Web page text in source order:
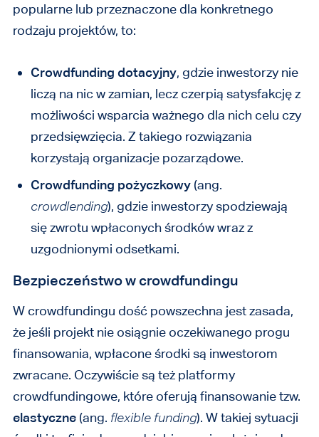
popularne lub przeznaczone dla konkretnego
rodzaju projektów, to:
Crowdfunding dotacyjny, gdzie inwestorzy nie
liczą na nic w zamian, lecz czerpią satysfakcję z
możliwości wsparcia ważnego dla nich celu czy
przedsięwzięcia. Z takiego rozwiązania
korzystają organizacje pozarządowe.
Crowdfunding pożyczkowy (ang.
crowdlending), gdzie inwestorzy spodziewają
się zwrotu wpłaconych środków wraz z
uzgodnionymi odsetkami.
Bezpieczeństwo w crowdfundingu
W crowdfundingu dość powszechna jest zasada,
że jeśli projekt nie osiągnie oczekiwanego progu
finansowania, wpłacone środki są inwestorom
zwracane. Oczywiście są też platformy
crowdfundingowe, które oferują finansowanie tzw.
elastyczne (ang. flexible funding). W takiej sytuacji